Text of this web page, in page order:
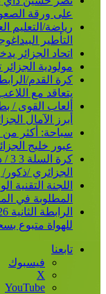
على ورقة
رياضة/التعليم
التأطير
اتحاد الجزائر
مولودية
كرة القدم/
يتعاقد مع
أبرز الآمال
عبور خليج
الجزائري /
اللجنة
المطلوبة في
للهواة متبوع
تابعنا
فيسبوك
‫X
‫YouTube